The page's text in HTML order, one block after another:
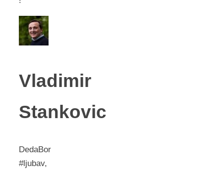
Vladimir
Stankovic
DedaBor
#ljubav,